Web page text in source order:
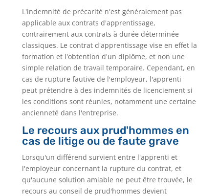
L'indemnité de précarité n'est généralement pas
applicable aux contrats d'apprentissage,
contrairement aux contrats à durée déterminée
classiques. Le contrat d'apprentissage vise en effet la
formation et l'obtention d'un diplôme, et non une
simple relation de travail temporaire. Cependant, en
cas de rupture fautive de l'employeur, l'apprenti
peut prétendre à des indemnités de licenciement si
les conditions sont réunies, notamment une certaine
ancienneté dans l'entreprise.
Le recours aux prud'hommes en
cas de litige ou de faute grave
Lorsqu'un différend survient entre l'apprenti et
l'employeur concernant la rupture du contrat, et
qu'aucune solution amiable ne peut être trouvée, le
recours au conseil de prud'hommes devient